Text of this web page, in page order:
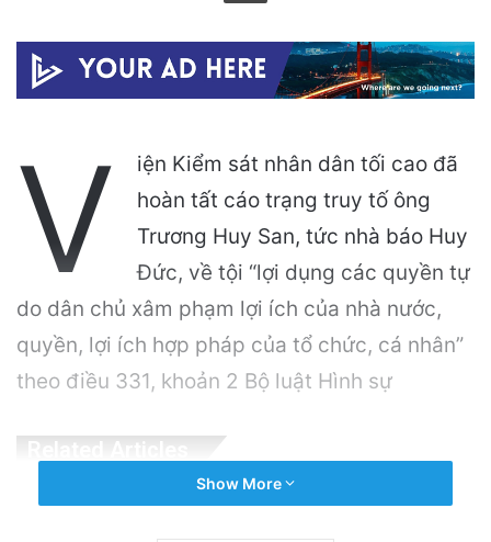
V
iện Kiểm sát nhân dân tối cao đã
hoàn tất cáo trạng truy tố ông
Trương Huy San, tức nhà báo Huy
Đức, về tội “lợi dụng các quyền tự
do dân chủ xâm phạm lợi ích của nhà nước,
quyền, lợi ích hợp pháp của tổ chức, cá nhân”
theo điều 331, khoản 2 Bộ luật Hình sự
Cảnh Báo: Công An Xử Phạt Người Chia Sẻ
Show More